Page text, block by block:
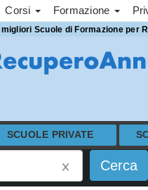
Corsi Formazione
Scuole di Formazione per
SCUOLE PRIVATE